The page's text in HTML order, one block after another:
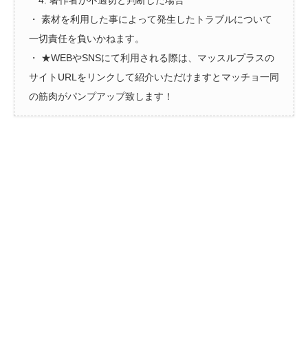
・ 素材を利用した事によって発生したトラブルについて
一切責任を負いかねます。
・ ★WEBやSNSにて利用される際は、マッスルプラスの
サイトURLをリンクして紹介いただけますとマッチョ一同
の筋肉がパンプアップ致します！